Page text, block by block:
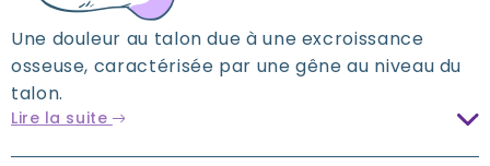
Une douleur au talon due à une excroissance
osseuse, caractérisée par une gêne au niveau du
talon.
Lire la suite